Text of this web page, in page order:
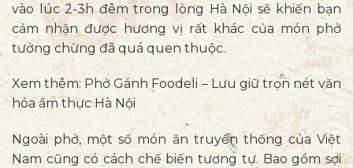
vào lúc 2-3h đêm trong lòng Hà Nội sẽ khiến bạn
cảm nhận được hương vị rất khác của món phở
tưởng chừng đã quá quen thuộc.
Xem thêm:Phở Gánh Foodeli – Lưu giữ trọn nét văn
hóa ẩm thực Hà Nội
Ngoài phở, một số món ăn truyền thống của Việt
Nam cũng có cách chế biến tương tự. Bao gồm sợi